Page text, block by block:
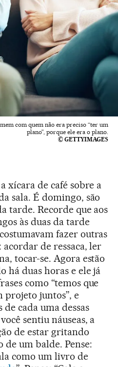
com quem não era preciso “ter um
plano”, porque ele era o plano.
© GETTYIMAGES
xícara de café sobre a
sala. É domingo, são
tarde. Recorde que aos
às duas da tarde
fazer outras
acordar de ressaca, ler
tocar-se. Agora estão
há duas horas e ele já
como “temos que
projeto juntos”, e
de cada uma dessas
sentiu náuseas, a
de estar gritando
de um balde. Pense:
como um livro de